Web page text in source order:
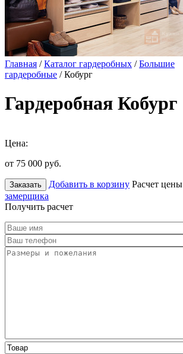
Главная /Каталог гардеробных /Большие
гардеробные / Кобург
Гардеробная Кобург
Цена:
от 75 000 руб.
Заказать Добавить в корзину Расчет цены
замерщика
Получить расчет